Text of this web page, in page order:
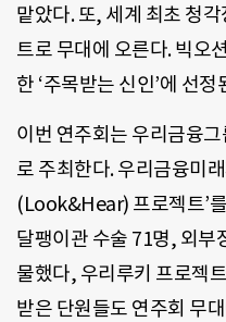
맡았다. 또, 세계 최초 청
트로 무대에 오른다. 빅오
한 ‘주목받는 신인’에 선정
이번 연주회는 우리금융
로 주최한다. 우리금융미
(Look&Hear) 프로젝트’
달팽이관 수술 71명, 외부
물했다, 우리루키 프로젝
받은 단원들도 연주회 무